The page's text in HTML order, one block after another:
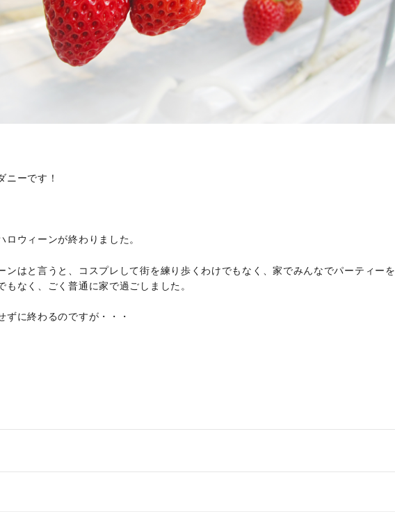
ニーです！
ロウィーンが終わりました。
ンはと言うと、コスプレして街を練り歩くわけでもなく、家でみんなでパーティーを
もなく、ごく普通に家で過ごしました。
ずに終わるのですが・・・